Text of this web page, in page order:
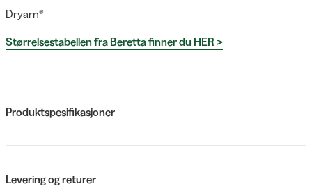
Dryarn®
Størrelsestabellen fra Beretta finner du HER >
Produktspesifikasjoner
Levering og returer